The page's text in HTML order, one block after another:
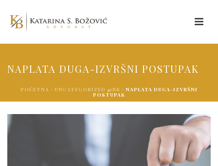
NAPLATA DUGA-IZVRŠNI POSTUPAK
POČETNA / UNCATEGORIZED @BS / NAPLATA DUGA-IZVRŠNI
POSTUPAK